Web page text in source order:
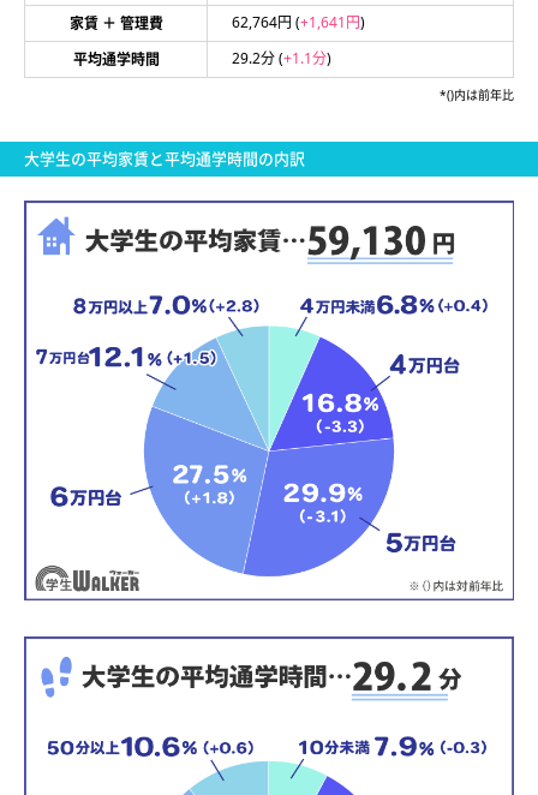
家賃 ＋ 管理費
62,764円 (+1,641円)
平均通学時間
29.2分(+1.1分)
*()内は前年比
大学生の平均家賃と平均通学時間の内訳